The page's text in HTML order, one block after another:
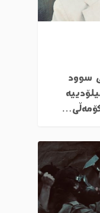
سوود